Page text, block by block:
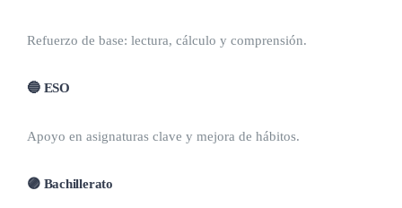
Refuerzo de base: lectura, cálculo y comprensión.
🔵 ESO
Apoyo en asignaturas clave y mejora de hábitos.
🟣 Bachillerato